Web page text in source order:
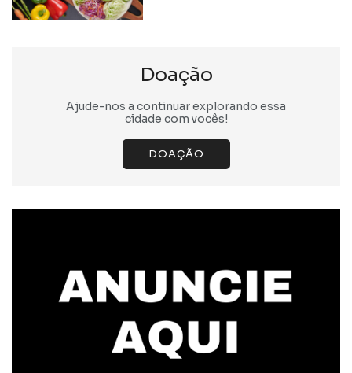
Doação
Ajude-nos a continuar explorando essa
cidade com vocês!
DOAÇÃO